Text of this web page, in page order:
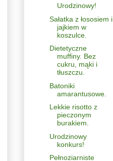
Urodzinowy!
Sałatka z łososiem i
jajkiem w
koszulce.
Dietetyczne
muffiny. Bez
cukru, mąki i
tłuszczu.
Batoniki
amarantusowe.
Lekkie risotto z
pieczonym
burakiem.
Urodzinowy
konkurs!
Pełnoziarniste